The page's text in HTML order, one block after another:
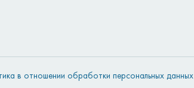
в отношении обработки персональных данных